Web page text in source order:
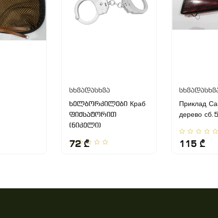
სხვადასხვა
ხელბორკილები Краб
ფიქსატორით
(ნიკელი)
72 ₾
Приклад
дерево
115 ₾